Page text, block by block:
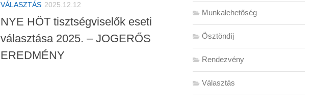
VÁLASZTÁS 2025.12.12
NYE HÖT tisztségviselők eseti
választása 2025. – JOGERŐS
EREDMÉNY
Munkalehetőség
Ösztöndíj
Rendezvény
Választás